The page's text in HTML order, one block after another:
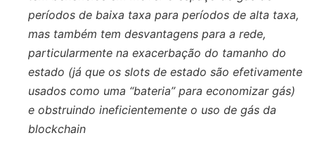
períodos de baixa taxa para períodos de alta taxa,
mas também tem desvantagens para a rede,
particularmente na exacerbação do tamanho do
estado (já que os slots de estado são efetivamente
usados ​​como uma “bateria” para economizar gás)
e obstruindo ineficientemente o uso de gás da
blockchain